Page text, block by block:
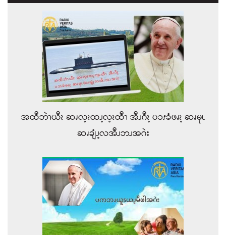
အထီဘဲၫယီၩ ဆၧလ့ၩထၪ့လ့ၩထီၫ အီၪဂီၩ့ ပၥၭခံဖၧၩ့ ဆၧမုၬ
ဆၧချံၪ့လအီၪဘၪအဂဲး